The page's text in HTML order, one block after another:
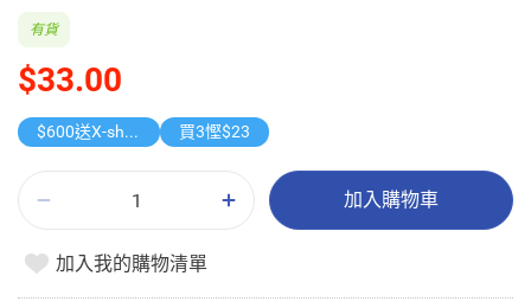
$33.00
有貨
$600送X-shot 極速入水槍 買3慳$23
加入購物車
加入我的購物清單